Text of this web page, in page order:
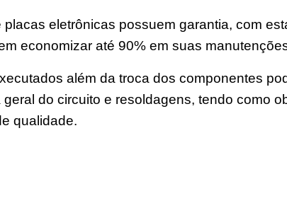
placas eletrônicas possuem garantia, com
economizar até 90% em suas
além da troca dos componentes
do circuito e resoldagens, tendo como
qualidade.